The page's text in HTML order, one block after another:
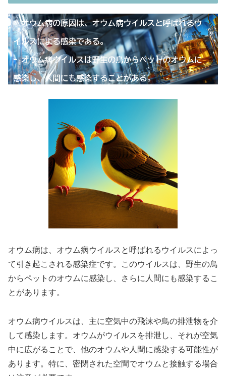
オウム病は、オウム病ウイルスと呼ばれるウイルスによっ
て引き起こされる感染症です。このウイルスは、野生の鳥
からペットのオウムに感染し、さらに人間にも感染するこ
とがあります。
オウム病ウイルスは、主に空気中の飛沫や鳥の排泄物を介
して感染します。オウムがウイルスを排泄し、それが空気
中に広がることで、他のオウムや人間に感染する可能性が
あります。特に、密閉された空間でオウムと接触する場合